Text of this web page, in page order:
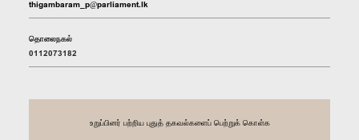
thigambaram_p@parliament.lk
தொலைநகல்
0112073182
உறுப்பினர் பற்றிய புதுத் தகவல்களைப் பெற்றுக் கொள்க